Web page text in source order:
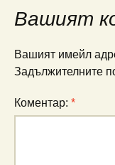
Вашият
Вашият имейл
Задължителните
Коментар: *